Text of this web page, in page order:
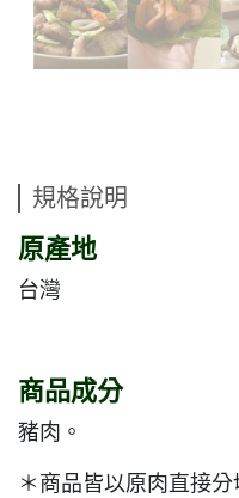
規格說明
原產地
台灣
商品成分
豬肉。
＊商品皆以原肉直接